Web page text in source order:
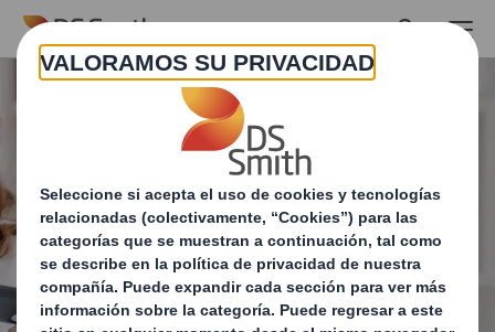
Skip to main content